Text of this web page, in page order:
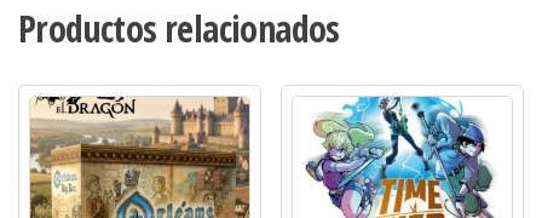
Productos relacionados